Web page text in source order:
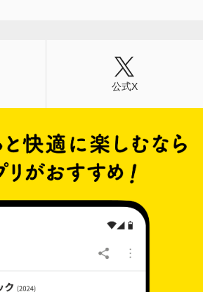
公式X